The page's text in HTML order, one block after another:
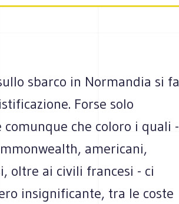
sbarco in Normandia si fa
Forse solo
che coloro i quali -
americani,
oltre ai civili francesi - ci
insignificante, tra le coste